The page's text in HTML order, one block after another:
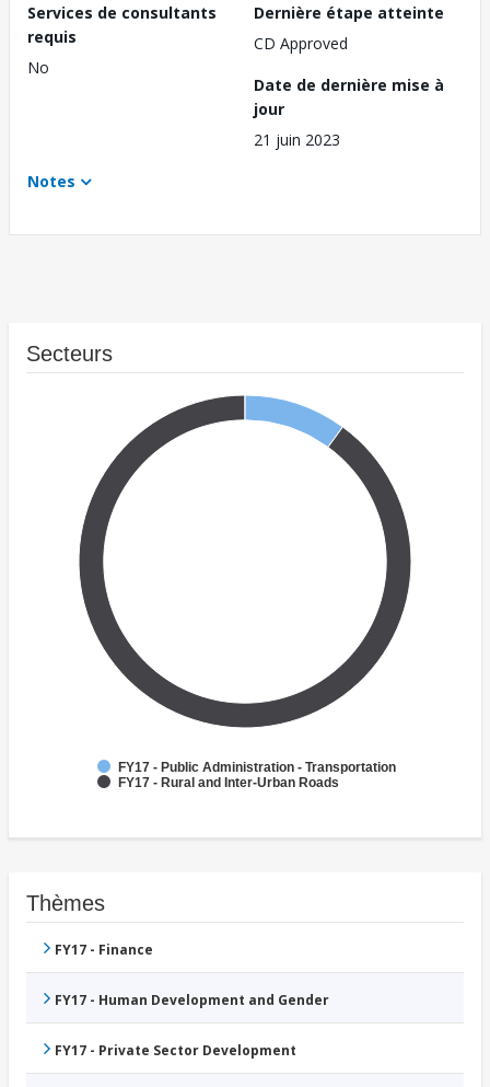
Services de consultants
requis
No
Dernière étape atteinte
CD Approved
Date de dernière mise à
jour
21 juin 2023
Notes
Secteurs
FY17 - Public Administration - Transportation
FY17 - Rural and Inter-Urban Roads
Thèmes
FY17 - Finance
FY17 - Human Development and Gender
FY17 - Private Sector Development